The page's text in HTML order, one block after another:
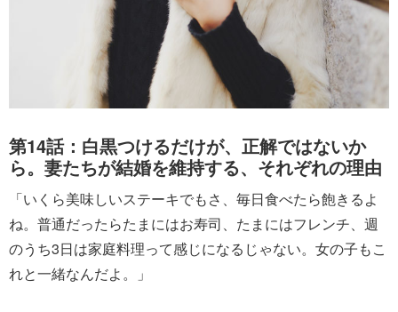
第14話：白黒つけるだけが、正解ではないか
ら。妻たちが結婚を維持する、それぞれの理由
「いくら美味しいステーキでもさ、毎日食べたら飽きるよ
ね。普通だったらたまにはお寿司、たまにはフレンチ、週
のうち3日は家庭料理って感じになるじゃない。女の子もこ
れと一緒なんだよ。」